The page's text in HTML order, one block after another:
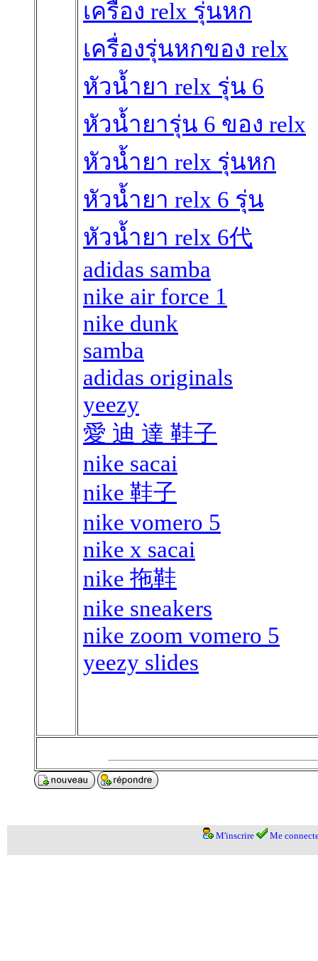
เครื่อง relx รุ่นหก
เครื่องรุ่นหกของ relx
หัวน้ำยา relx รุ่น 6
หัวน้ำยารุ่น 6 ของ relx
หัวน้ำยา relx รุ่นหก
หัวน้ำยา relx 6 รุ่น
หัวน้ำยา relx 6代
adidas samba
nike air force 1
nike dunk
samba
adidas originals
yeezy
愛 迪 達 鞋子
nike sacai
nike 鞋子
nike vomero 5
nike x sacai
nike 拖鞋
nike sneakers
nike zoom vomero 5
yeezy slides
M'inscrire Me